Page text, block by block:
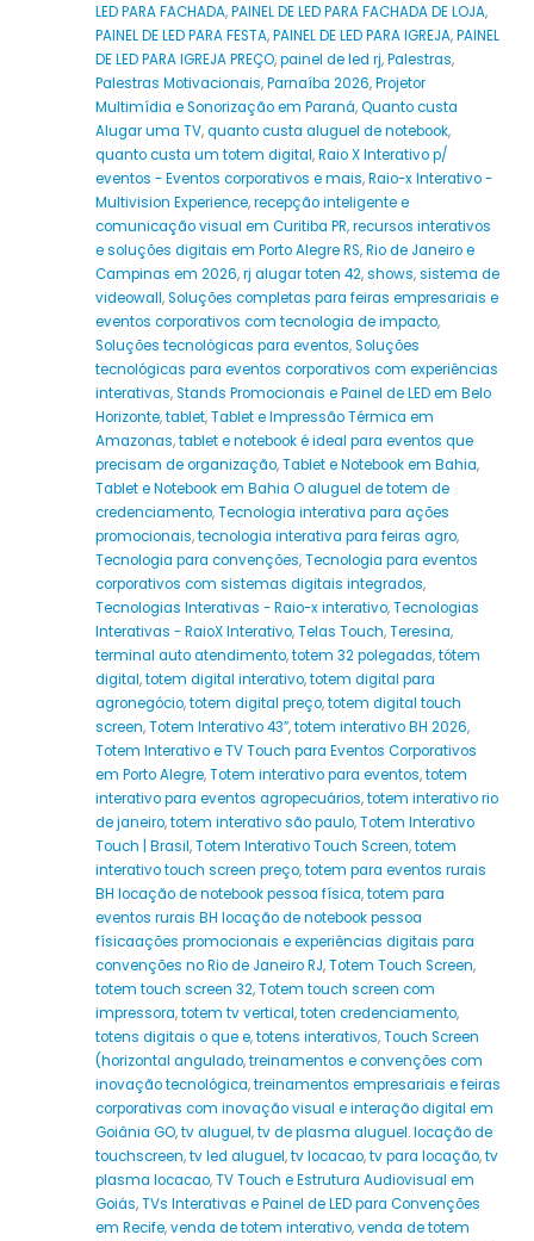
LED PARA FACHADA,PAINEL DE LED PARA FACHADA DE LOJA,
PAINEL DE LED PARA FESTA,PAINEL DE LED PARA IGREJA,PAINEL
DE LED PARA IGREJA PREÇO,painel de led rj,Palestras,
Palestras Motivacionais,Parnaíba 2026,Projetor
Multimídia e Sonorização em Paraná,Quanto custa
Alugar uma TV,quanto custa aluguel de notebook,
quanto custa um totem digital,Raio X Interativo p/
eventos - Eventos corporativos e mais,Raio-x Interativo -
Multivision Experience,recepção inteligente e
comunicação visual em Curitiba PR,recursos interativos
e soluções digitais em Porto Alegre RS,Rio de Janeiro e
Campinas em 2026,rj alugar toten 42,shows,sistema de
videowall,Soluções completas para feiras empresariais e
eventos corporativos com tecnologia de impacto,
Soluções tecnológicas para eventos,Soluções
tecnológicas para eventos corporativos com experiências
interativas,Stands Promocionais e Painel de LED em Belo
Horizonte,tablet,Tablet e Impressão Térmica em
Amazonas,tablet e notebook é ideal para eventos que
precisam de organização,Tablet e Notebook em Bahia,
Tablet e Notebook em Bahia O aluguel de totem de
credenciamento,Tecnologia interativa para ações
promocionais,tecnologia interativa para feiras agro,
Tecnologia para convenções,Tecnologia para eventos
corporativos com sistemas digitais integrados,
Tecnologias Interativas - Raio-x interativo,Tecnologias
Interativas - RaioX Interativo,Telas Touch,Teresina,
terminal auto atendimento,totem 32 polegadas,tótem
digital,totem digital interativo,totem digital para
agronegócio,totem digital preço,totem digital touch
screen,Totem Interativo 43”,totem interativo BH 2026,
Totem Interativo e TV Touch para Eventos Corporativos
em Porto Alegre,Totem interativo para eventos,totem
interativo para eventos agropecuários,totem interativo rio
de janeiro,totem interativo são paulo,Totem Interativo
Touch | Brasil,Totem Interativo Touch Screen,totem
interativo touch screen preço,totem para eventos rurais
BH locação de notebook pessoa física,totem para
eventos rurais BH locação de notebook pessoa
físicaações promocionais e experiências digitais para
convenções no Rio de Janeiro RJ,Totem Touch Screen,
totem touch screen 32,Totem touch screen com
impressora,totem tv vertical,toten credenciamento,
totens digitais o que e,totens interativos,Touch Screen
(horizontal angulado,treinamentos e convenções com
inovação tecnológica,treinamentos empresariais e feiras
corporativas com inovação visual e interação digital em
Goiânia GO,tv aluguel,tv de plasma aluguel. locação de
touchscreen,tv led aluguel,tv locacao,tv para locação,tv
plasma locacao,TV Touch e Estrutura Audiovisual em
Goiás,TVs Interativas e Painel de LED para Convenções
em Recife,venda de totem interativo,venda de totem